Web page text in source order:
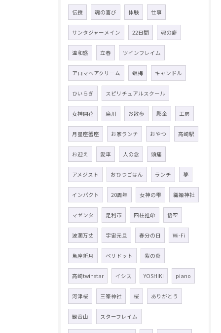
伝授 魂の喜び 体験 仕事
サンタジャーメイン 22日間 魂の癖
違和感 立春 ツインフレイム
アロマヘアクリーム 蝋梅 キャンドル
ひいらぎ スピリチュアルスクール
女神開花 烏川 お散歩 彫金 工房
月星座蟹座 お家ランチ おやつ 高崎駅
お迎え 愛車 人の念 頭痛
アメジスト おひつごはん ランチ 夢
インパクト 20周年 女神の雫 織姫神社
マゼンタ 足利市 四柱推命 悟空
波瀾万丈 宇宙元旦 春分の日 Wi-Fi
魚座新月 ペリドット 紫の炎
高崎twinstar イシス YOSHIKI piano
河津桜 三峯神社 桜 ありがとう
観音山 スターフレイム